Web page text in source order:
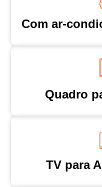
Com ar-
Quadro
TV para